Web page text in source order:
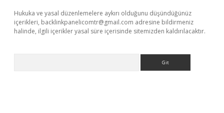
Hukuka ve yasal düzenlemelere aykırı olduğunu düşündüğünüz
içerikleri, backlinkpanelicomtr@gmail.com adresine bildirmeniz
halinde, ilgili içerikler yasal süre içerisinde sitemizden kaldırılacaktır.